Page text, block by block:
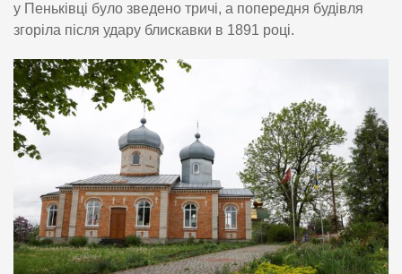
у Пеньківці було зведено тричі, а попередня будівля
згоріла після удару блискавки в 1891 році.